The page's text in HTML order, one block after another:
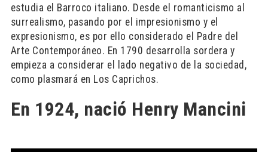
estudia el Barroco italiano. Desde el romanticismo al
surrealismo, pasando por el impresionismo y el
expresionismo, es por ello considerado el Padre del
Arte Contemporáneo. En 1790 desarrolla sordera y
empieza a considerar el lado negativo de la sociedad,
como plasmará en Los Caprichos.
En 1924, nació Henry Mancini